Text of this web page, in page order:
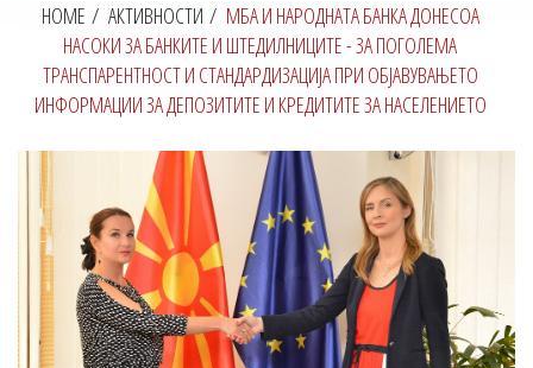
HOME / АКТИВНОСТИ / МБА И НАРОДНАТА БАНКА ДОНЕСОА
НАСОКИ ЗА БАНКИТЕ И ШТЕДИЛНИЦИТЕ - ЗА ПОГОЛЕМА
ТРАНСПАРЕНТНОСТ И СТАНДАРДИЗАЦИЈА ПРИ ОБЈАВУВАЊЕТО
ИНФОРМАЦИИ ЗА ДЕПОЗИТИТЕ И КРЕДИТИТЕ ЗА НАСЕЛЕНИЕТО